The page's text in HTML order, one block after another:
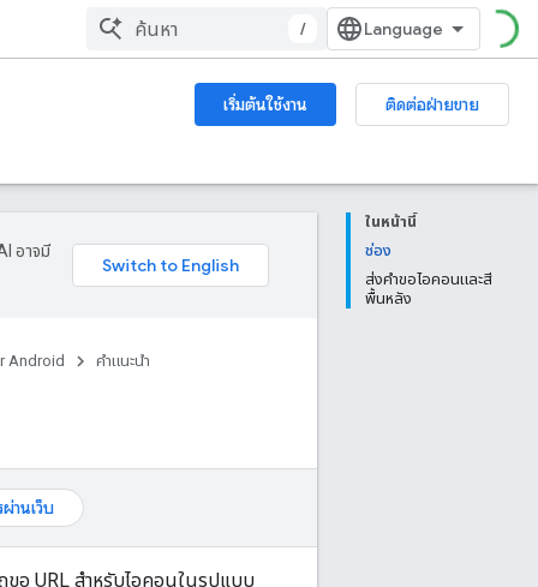
/
เริ่มต้นใช้งาน
ติดต่อฝ่ายขาย
ในหน้านี้
ช่อง
ส่งคำขอไอคอนและสี
พื้นหลัง
อาจมี
Android คำแนะนำ
านเว็บ
อ URL สำหรับไอคอนในรูปแบบ